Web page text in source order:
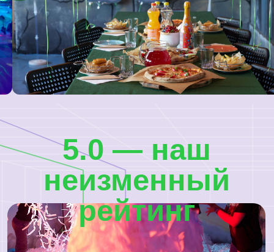
Выберите ближайший
центри погрузитесь
в новый мир
развлечений
Крылатские Холмы,
33, корп. 1